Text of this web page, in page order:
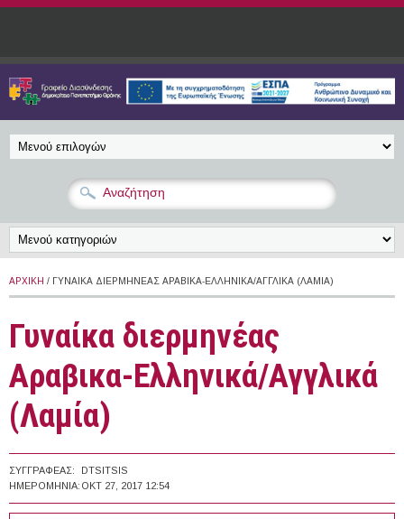
Παράκαμψη προς το κυρίως περιεχόμενο
ΑΡΧΙΚΉ / ΓΥΝΑΊΚΑ ΔΙΕΡΜΗΝΈΑΣ ΑΡΑΒΙΚΑ-ΕΛΛΗΝΙΚΆ/ΑΓΓΛΙΚΆ (ΛΑΜΊΑ)
Γυναίκα διερμηνέας
Αραβικα-Ελληνικά/Αγγλικά
(Λαμία)
ΣΥΓΓΡΑΦΈΑΣ:
DTSITSIS
ΗΜΕΡΟΜΗΝΊΑ: ΟΚΤ 27, 2017 12:54